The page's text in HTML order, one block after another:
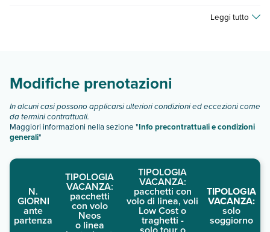
camera doppia vista mare
descrizione".
Leggi tutto
Modifiche prenotazioni
In alcuni casi possono applicarsi ulteriori condizioni ed eccezioni come
da termini contrattuali.
Maggiori informazioni nella sezione "Info precontrattuali e condizioni
generali"
N.
GIORNI
ante
partenza
TIPOLOGIA
VACANZA:
pacchetti
con volo
Neos
o linea
TIPOLOGIA
VACANZA:
pacchetti con
volo di linea, voli
Low Cost o
traghetti -
TIPOLOGIA
VACANZA:
solo
soggiorno